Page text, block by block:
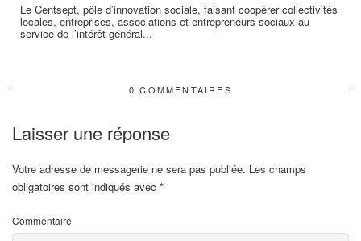
Le Centsept, pôle d’innovation sociale, faisant coopérer collectivités
locales, entreprises, associations et entrepreneurs sociaux au
service de l’intérêt général...
0 COMMENTAIRES
Laisser une réponse
Votre adresse de messagerie ne sera pas publiée. Les champs
obligatoires sont indiqués avec *
Commentaire